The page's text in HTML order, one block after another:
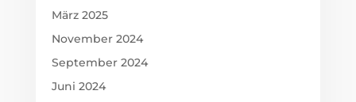
März 2025
November 2024
September 2024
Juni 2024